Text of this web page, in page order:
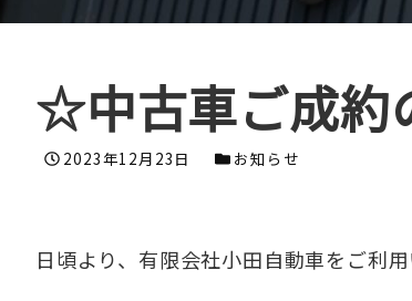
☆中古車ご成
投稿日
2023年12月23日 カテゴリー
お知らせ
日頃より、有限会社小田自動車をご利